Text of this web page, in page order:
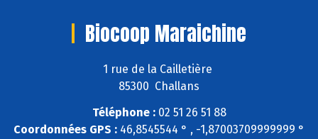
Biocoop Maraichine
1 rue de la Cailletière
85300 Challans
Téléphone :02 51 26 51 88
Coordonnées GPS : 46,8545544 ° , -1,87003709999999 °